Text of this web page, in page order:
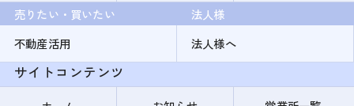
売りたい・買いたい
不動産活用
法人様
法人様へ
サイトコンテンツ